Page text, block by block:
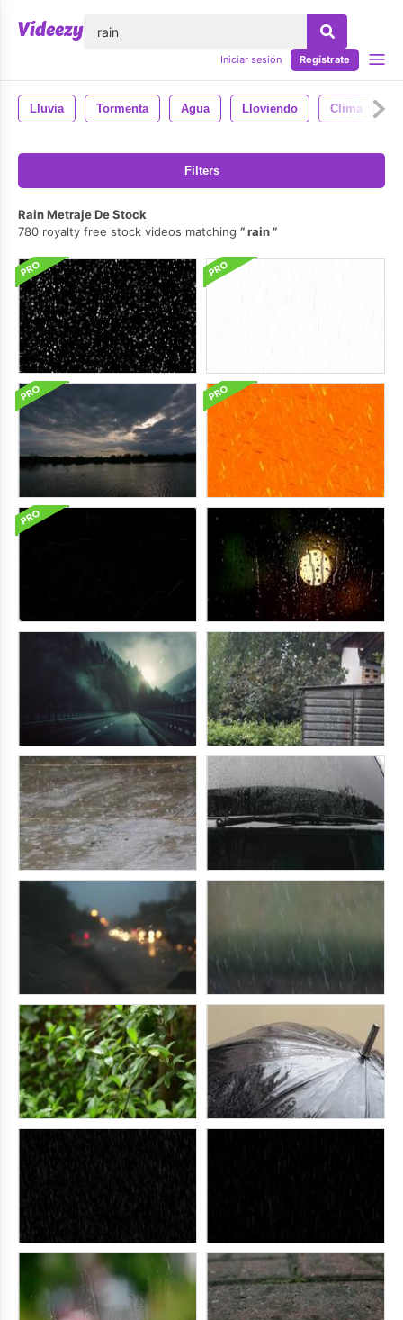
Iniciar sesión Regístrate
Lluvia Tormenta Agua Lloviendo Clima
Filters
Rain Metraje De Stock
780 royalty free stock videos matching
rain